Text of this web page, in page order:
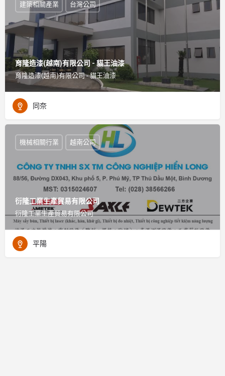
育隆造漆(越南)有限公司 - 貓王油漆
育隆造漆(越南)有限公司 - 貓王油漆
建築相關產業 台灣公司
同奈
衍隆工業生產貿易有限公司
衍隆工業生產貿易有限公司
機械相關行業 越南公司
平陽